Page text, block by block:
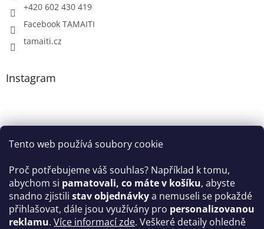
Tento web používá soubory cookie
Proč potřebujeme váš souhlas? Například k tomu,
abychom si pamatovali, co máte v košíku, abyste
snadno zjistili stav objednávkya nemuseli se pokaždé
přihlašovat, dále jsou využívány pro personalizovanou
reklamu. Více informací zde. Veškeré detaily ohledně
+420 602 430 419
Facebook TAMAITI
tamaiti.cz
Instagram
Sledovat na Instagramu